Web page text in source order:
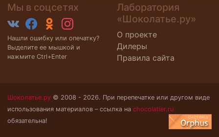
Мы в соцсетях
Нашли ошибку или опечатку?
Выделите ее мышкой и
нажмите Ctrl+Enter
Лаборатория
«Шоколатье.ру»
О проекте
Дилеры
Правила сайта
Шоколатье.ру © 2008 - 2026. При перепечатке или другом виде
использования материалов – ссылка на chocolatier.ru
обязательна!